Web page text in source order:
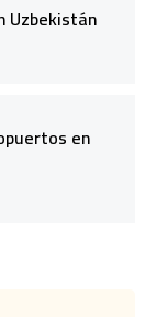
Uzbekistán
en